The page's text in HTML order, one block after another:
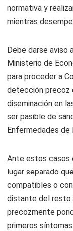
normativa y
mientras
Debe darse aviso
Ministerio de
para proceder a
detección precoz
diseminación en
ser pasible de
Enfermedades de
Ante estos casos
lugar separado
compatibles o
distante del resto
precozmente
primeros